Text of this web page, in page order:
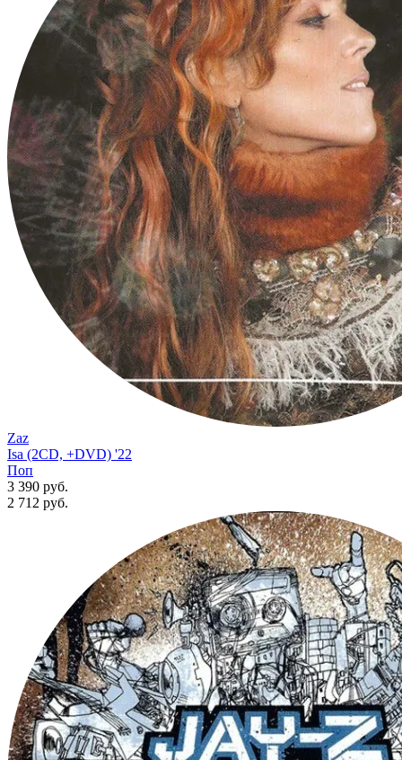
Zaz
Isa (2CD, +DVD) '22
Поп
3 390 руб.
2 712 руб.